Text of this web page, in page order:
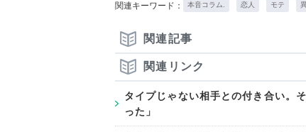
関連キーワード： 本音コラム. 恋人 モテ
関連記事
関連リンク
タイプじゃない相手との付き合い。
った」